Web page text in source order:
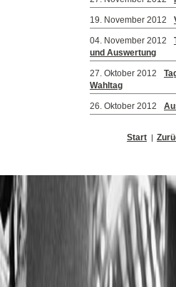
19. November 2012
04. November 2012
und Auswertung
27. Oktober 2012
Wahltag
26. Oktober 2012
Start